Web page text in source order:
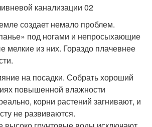
создает немало проблем.
под ногами и непросыхающие
мелкие из них. Гораздо плачевнее
на посадки. Собрать хороший
повышенной влажности
корни растений загнивают, и
не развиваются.